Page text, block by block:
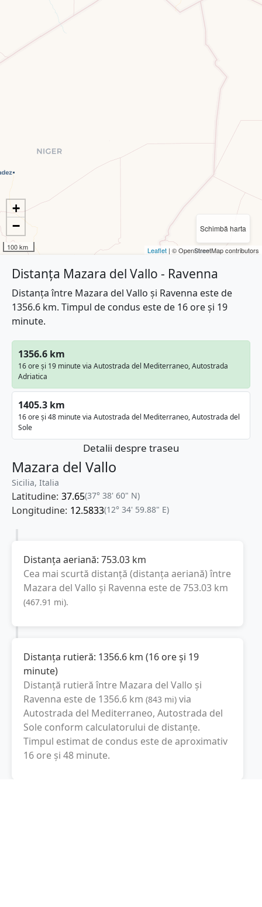
Schimbă harta
+
−
100 km Leaflet | © OpenStreetMap contributors
Distanța Mazara del Vallo - Ravenna
Distanța între Mazara del Vallo și Ravenna este de
1356.6 km. Timpul de condus este de 16 ore și 19
minute.
1356.6 km
16 ore și 19 minute via Autostrada del Mediterraneo, Autostrada
Adriatica
1405.3 km
16 ore și 48 minute via Autostrada del Mediterraneo, Autostrada del
Sole
Detalii despre traseu
Mazara del Vallo
Sicilia, Italia
Latitudine: 37.65(37° 38' 60" N)
Longitudine: 12.5833(12° 34' 59.88" E)
Distanța aeriană: 753.03 km
Cea mai scurtă distanță (distanța aeriană) între
Mazara del Vallo și Ravenna este de753.03 km
(467.91 mi).
Distanța rutieră: 1356.6 km (16 ore și 19
minute)
Distanță rutieră între Mazara del Vallo și
Ravenna este de 1356.6 km (843 mi) via
Autostrada del Mediterraneo, Autostrada del
Sole conform calculatorului de distanțe.
Timpul estimat de condus este de aproximativ
16 ore și 48 minute.